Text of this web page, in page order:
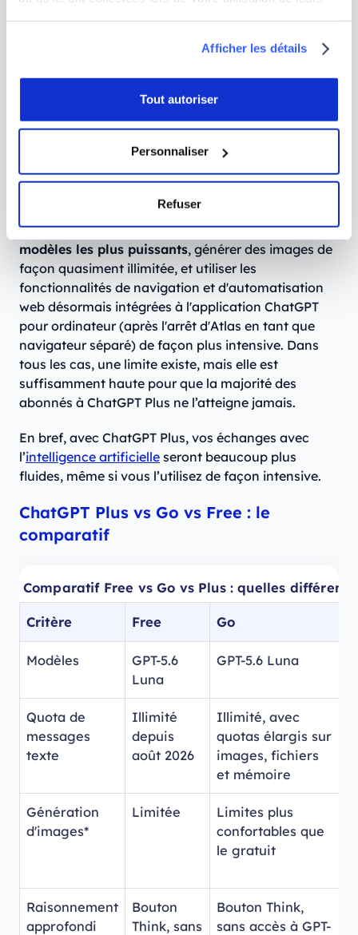
Afficher les détails
Tout autoriser
Personnaliser
Refuser
modèles séparés : fini la distinction entre modes
Instant/Thinking/Auto, tout se joue désormais sur
ce seul réglage avec GPT-5.6 Sol.
Deuxième différence notable : vous pouvezadapter
le ton de vos réponses en choisissant parmi 8
personnalités(amicale, professionnelle, quirky,
Enfin, dernier point important, avec l’abonnement à
. Vous pourrez ainsi envoyer
beaucoup plus demessages à ChatGPT et à ses
modèles les plus puissants, générer des images de
façon quasiment illimitée, et utiliser les
fonctionnalités de navigation et d'automatisation
web désormais intégrées à l'application ChatGPT
pour ordinateur (après l'arrêt d'Atlas en tant que
navigateur séparé) de façon plus intensive. Dans
tous les cas, une limite existe, mais elle est
suffisamment haute pour que la majorité des
abonnés à ChatGPT Plus ne l’atteigne jamais.
En bref, avec ChatGPT Plus, vos échanges avec
l’intelligence artificielle seront beaucoup plus
fluides, même si vous l’utilisez de façon intensive.
ChatGPT Plus vs Go vs Free : le
comparatif
Comparatif Free vs Go vs Plus : quelles
Critère Free Go
Modèles
GPT-5.6
Luna
GPT-5.6 Luna
Quota de
messages
texte
Illimité
depuis
août 2026
Illimité, avec
quotas élargis sur
images, fichiers
et mémoire
Génération
d'images*
Limitée
Limites plus
confortables que
le gratuit
Raisonnement
approfondi
Bouton
Think, sans
Bouton Think,
sans accès à GPT-